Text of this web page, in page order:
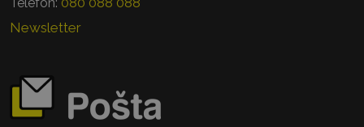
Newsletter